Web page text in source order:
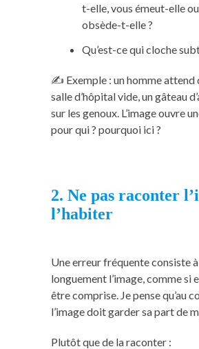
t-elle, vous émeut-elle
obsède-t-elle ?
Qu’est-ce qui cloche
✍️ Exemple : un homme attend
salle d’hôpital vide, un gâteau
sur les genoux. L’image ouvre
pour qui ? pourquoi ici ?
2. Ne pas raconter
l’habiter
Une erreur fréquente consiste à
longuement l’image, comme si
être comprise. Je pense qu’au
l’image doit garder sa part de
Plutôt que de la raconter :